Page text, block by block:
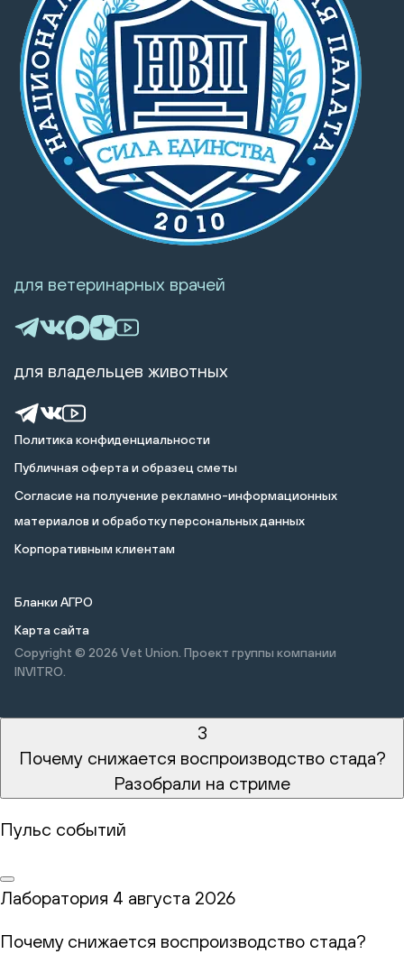
Политика конфиденциальности
Публичная оферта и образец сметы
Cогласие на получение рекламно-информационных
материалов и обработку персональных данных
Корпоративным клиентам
Бланки АГРО
Карта сайта
Copyright © 2026 Vet Union. Проект группы компании
INVITRO.
для ветеринарных врачей
для владельцев животных
3
Почему снижается воспроизводство стада?
Разобрали на стриме
Пульс событий
Лаборатория 4 августа 2026
Почему снижается воспроизводство стада?